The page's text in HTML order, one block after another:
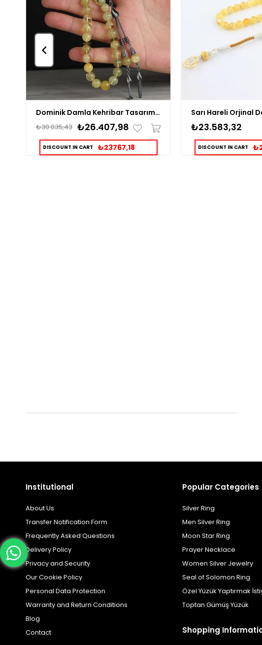
Dominik Damla Kehribar Tasarım Gümüş Tesbih
₺26.407,98
₺30.035,43
DISCOUNT IN CART ₺23767,18
₺23.583,32
DISCOUNT IN CART
Institutional
About Us
Transfer Notification Form
Frequently Asked Questions
Delivery Policy
Privacy and Security
Our Cookie Policy
Personal Data Protection
Warranty and Return Conditions
Blog
Contact
Popular Categories
Silver Ring
Men Silver Ring
Moon Star Ring
Prayer Necklace
Women Silver Jewelry
Seal of Solomon Ring
Özel Yüzük Yaptırmak
Toptan Gümüş Yüzük
Shopping